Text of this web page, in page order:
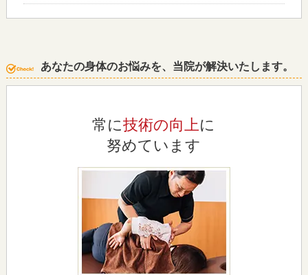
あなたの身体のお悩みを、当院が解決いたします。
常に技術の向上に
努めています